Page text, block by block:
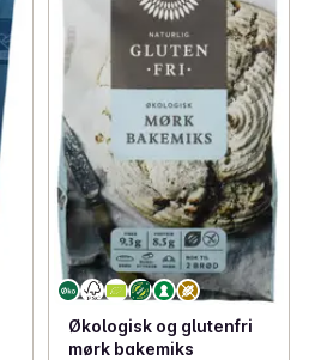
Økologisk og glutenfri
mørk bakemiks